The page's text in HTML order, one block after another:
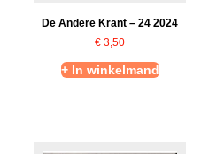
De Andere Krant – 24 2024
€ 3,50
+ In winkelmand